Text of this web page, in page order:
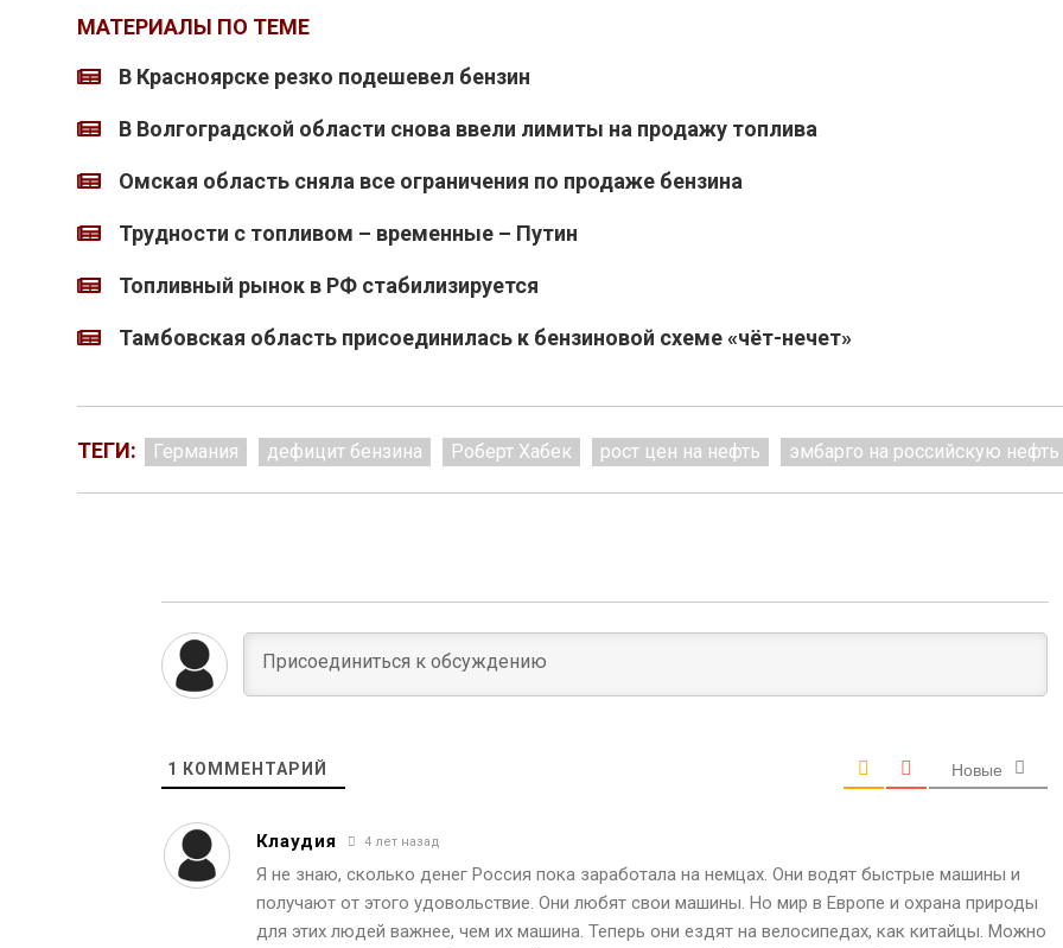
МАТЕРИАЛЫ ПО ТЕМЕ
В Красноярске резко подешевел бензин
В Волгоградской области снова ввели лимиты на продажу топлива
Омская область сняла все ограничения по продаже бензина
Трудности с топливом – временные – Путин
Топливный рынок в РФ стабилизируется
Тамбовская область присоединилась к бензиновой схеме «чёт-нечет»
ТЕГИ: Германия дефицит бензина Роберт Хабек рост цен на нефть эмбарго на российскую нефть
1 КОММЕНТАРИЙ Новые
Клаудия 4 лет назад
Я не знаю, сколько денег Россия пока заработала на немцах. Они водят быстрые машины и
получают от этого удовольствие. Они любят свои машины. Но мир в Европе и охрана природы
для этих людей важнее, чем их машина. Теперь они ездят на велосипедах, как китайцы. Можно